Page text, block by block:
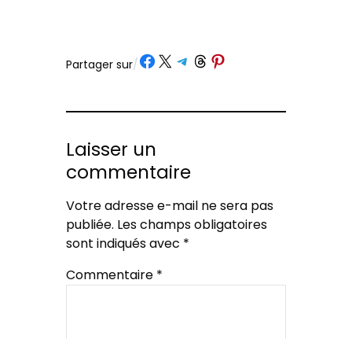
Partager sur/ Partager sur Facebook
Partager sur X Partager sur Telegram
Partager sur Threads
Partager sur Pinterest
Laisser un
commentaire
Votre adresse e-mail ne sera pas
publiée. Les champs obligatoires
sont indiqués avec *
Commentaire *